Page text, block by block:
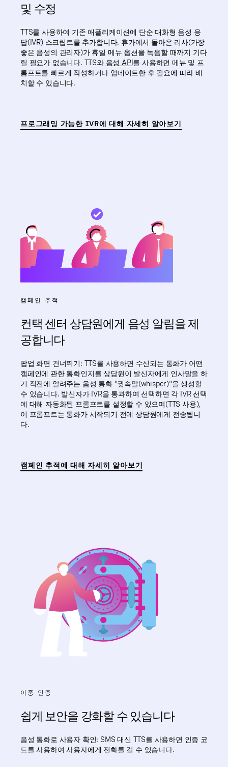
및 수정
TTS를 사용하여 기존 애플리케이션에 단순 대화형 음성 응
답(IVR) 스크립트를 추가합니다. 휴가에서 돌아온 리사(가장
좋은 음성의 관리자)가 휴일 메뉴 옵션을 녹음할 때까지 기다
릴 필요가 없습니다. TTS와 음성 API 를 사용하면 메뉴 및 프
롬프트를 빠르게 작성하거나 업데이트한 후 필요에 따라 배
치할 수 있습니다.
프로그래밍 가능한 IVR에 대해 자세히 알아보기
캠페인 추적
컨택 센터 상담원에게 음성 알림을 제
공합니다
팝업 화면 건너뛰기: TTS를 사용하면 수신되는 통화가 어떤
캠페인에 관한 통화인지를 상담원이 발신자에게 인사말을 하
기 직전에 알려주는 음성 통화 "귓속말(whisper)"을 생성할
수 있습니다. 발신자가 IVR을 통과하여 선택하면 각 IVR 선택
에 대해 자동화된 프롬프트를 설정할 수 있으며(TTS 사용),
이 프롬프트는 통화가 시작되기 전에 상담원에게 전송됩니
다.
캠페인 추적에 대해 자세히 알아보기
이중 인증
쉽게 보안을 강화할 수 있습니다
음성 통화로 사용자 확인: SMS 대신 TTS를 사용하면 인증 코
드를 사용하여 사용자에게 전화를 걸 수 있습니다.